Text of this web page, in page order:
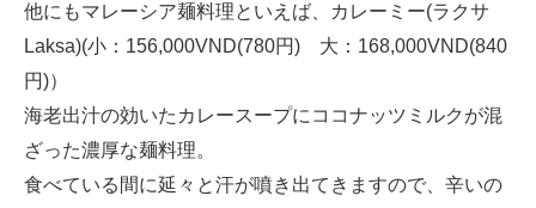
他にもマレーシア麺料理といえば、カレーミー(ラクサ
Laksa)(小：156,000VND(780円) 大：168,000VND(840
円)）
海老出汁の効いたカレースープにココナッツミルクが混
ざった濃厚な麺料理。
食べている間に延々と汗が噴き出てきますので、辛いの